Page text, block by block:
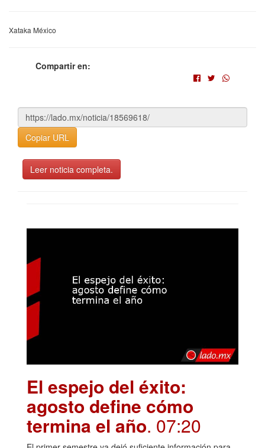
Xataka México
Compartir en:
Copiar URL
Leer noticia completa.
El espejo del éxito:
agosto define cómo
termina el año. 07:20